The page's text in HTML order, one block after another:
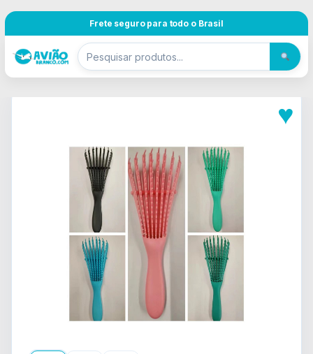
Frete seguro para todo o Brasil
♥